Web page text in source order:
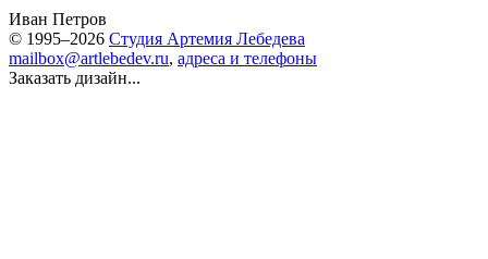
Иван Петров
© 1995–2026 Студия Артемия Лебедева
mailbox@artlebedev.ru, адреса и телефоны
Заказать дизайн...